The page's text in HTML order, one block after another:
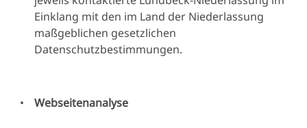
die
in Ihrem Namen berichten,
sowie öffentlich zugängliche
Allgemeinen werden diese
Einklang mit den im Land der Niederlassung
maßgeblichen gesetzlichen
Datenschutzbestimmungen.
Webseitenanalyse